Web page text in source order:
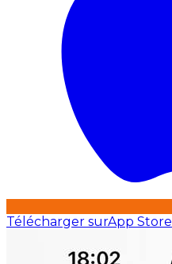
Télécharger surApp Store